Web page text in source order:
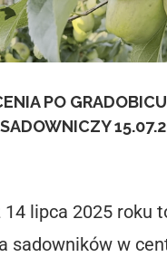
PO GRADOBICU |
14 lipca 2025 roku
sadowników w